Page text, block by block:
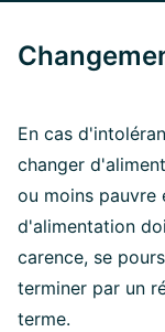
En cas
changer
ou moins pauvre
d'alimentation
carence, se
terminer par un
terme.